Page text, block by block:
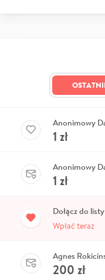
Anonimowy
1 zł
Anonimowy
1 zł
Dołącz do listy
Wpłać teraz
Agnes
200 zł